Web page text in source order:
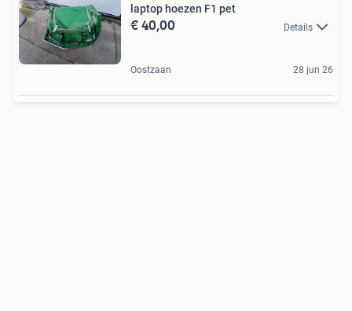
laptop hoezen F1 pet
€ 40,00 Details
Oostzaan 28 jun 26